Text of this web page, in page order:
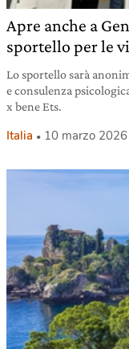
Apre anche a
sportello per le
Lo sportello sarà
e consulenza
x bene Ets.
Italia 10 marzo 2026